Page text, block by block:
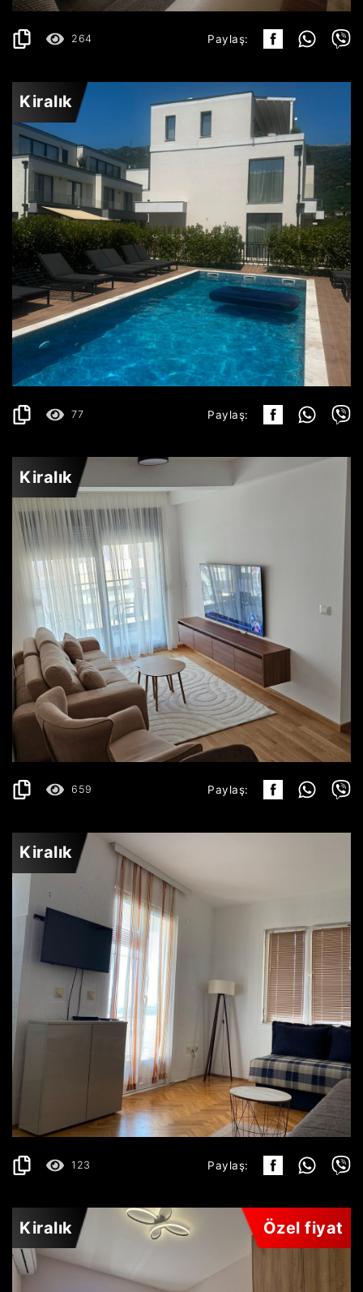
264 Paylaş:
Kiralık
LASTVA GRBALJSKA
3.500€
165 m
AYRINTILAR
77 Paylaş:
Kiralık
BUDVA
700€
48 m 2
AYRINTILAR
659 Paylaş:
Kiralık
AYRINTILAR
123 Paylaş:
Kiralık Özel fiyat